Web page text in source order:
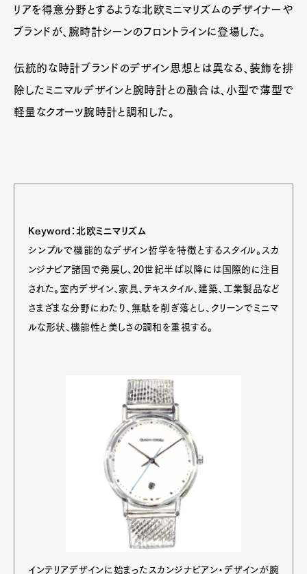
リアを得意分野とするような北欧ミニマリズムのデザイナーや
ブランドが、腕時計シーンのフロントラインに登場した。
伝統的な時計ブランドのデザイン思想とは異なる、装飾を排
除したミニマルデザインと腕時計との融合は、小型で薄型で
軽量なクオーツ腕時計と調和した。
Keyword：北欧ミニマリズム
シンプルで機能的なデザイン哲学を特徴とするスタイル。スカ
ンジナビア諸国で発展し、20世紀半ば以降には国際的に注目
された。室内デザイン、家具、テキスタイル、建築、工業製品など
さまざまな分野にわたり、無駄を削ぎ落とし、クリーンでミニマ
ルな形状、機能性と美しさの調和を重視する。
インテリアデザインに始まったスカンジナビアン・デザインが腕